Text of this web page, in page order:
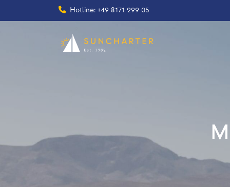
Hotline: +49 8171 299 05